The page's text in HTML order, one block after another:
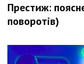
Престиж:
поворотів)